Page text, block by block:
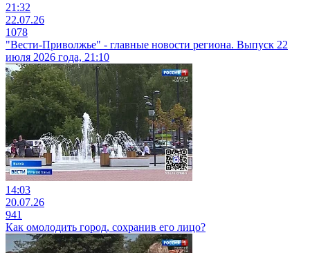
21:32
22.07.26
1078
"Вести-Приволжье" - главные новости региона. Выпуск 22
июля 2026 года, 21:10
14:03
20.07.26
941
Как омолодить город, сохранив его лицо?